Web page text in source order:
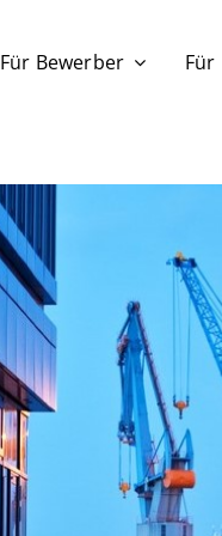
Für Bewerber